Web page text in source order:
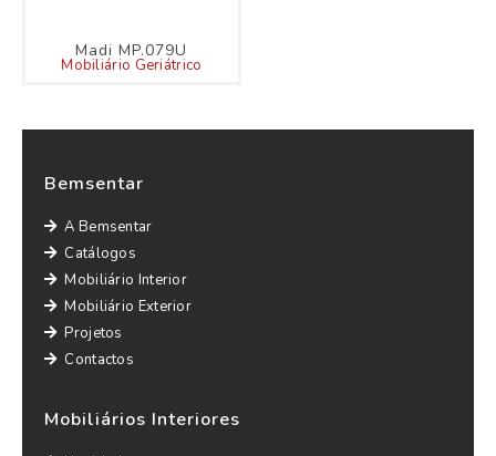
Madi MP.079U
Mobiliário Geriátrico
Bemsentar
A Bemsentar
Catálogos
Mobiliário Interior
Mobiliário Exterior
Projetos
Contactos
Mobiliários Interiores